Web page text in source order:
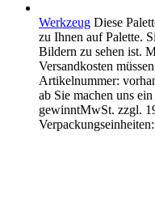
Werkzeug Diese
zu Ihnen auf Palette.
Bildern zu sehen ist.
Versandkosten
Artikelnummer:
ab Sie machen uns
gewinntMwSt. zzgl.